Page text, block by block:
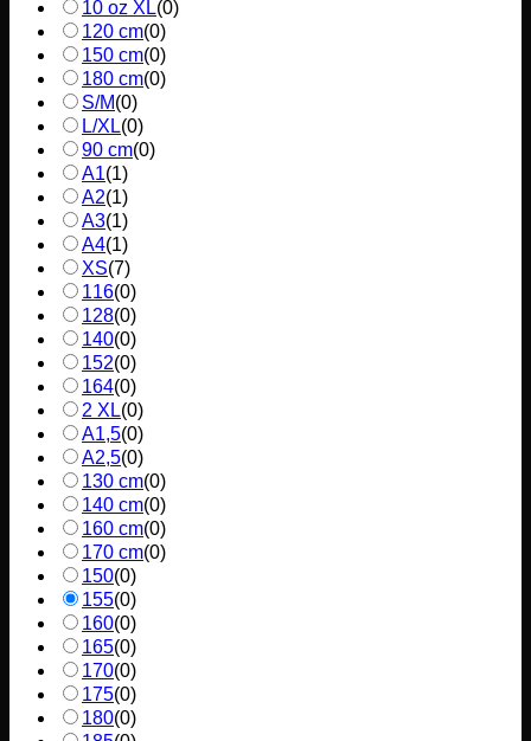
10 oz XL(0)
120 cm(0)
150 cm(0)
180 cm(0)
S/M(0)
L/XL(0)
90 cm(0)
A1(1)
A2(1)
A3(1)
A4(1)
XS(7)
116(0)
128(0)
140(0)
152(0)
164(0)
2 XL(0)
A1,5(0)
A2,5(0)
130 cm(0)
140 cm(0)
160 cm(0)
170 cm(0)
150(0)
155(0)
160(0)
165(0)
170(0)
175(0)
180(0)